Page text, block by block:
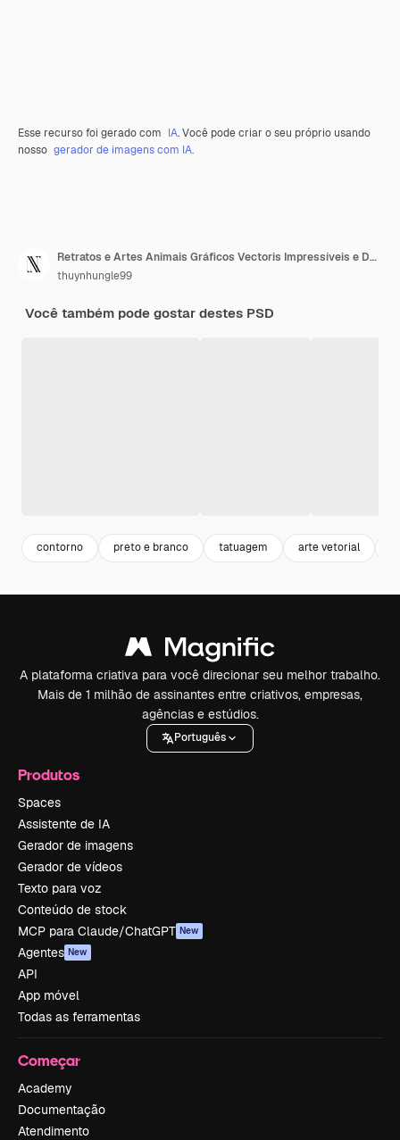
Esse recurso foi gerado com IA. Você pode criar o seu próprio usando
nosso gerador de imagens com IA.
Retratos e Artes Animais Gráficos Vectoris Impressíveis e Descarregamentos Digitais para Amantes de Animais
thuynhungle99
Você também pode gostar destes PSD
contorno preto e branco tatuagem arte vetorial
A plataforma criativa para você direcionar seu melhor trabalho.
Mais de 1 milhão de assinantes entre criativos, empresas,
agências e estúdios.
Português
Produtos
Spaces
Assistente de IA
Gerador de imagens
Gerador de vídeos
Texto para voz
Conteúdo de stock
MCP para Claude/ChatGPT New
Agentes New
API
App móvel
Todas as ferramentas
Começar
Academy
Documentação
Atendimento